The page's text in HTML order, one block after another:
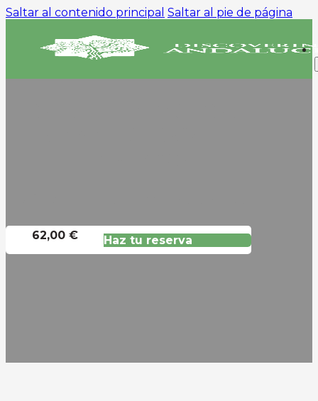
Saltar al contenido principal Saltar al pie de página
62,00 € Haz tu reserva